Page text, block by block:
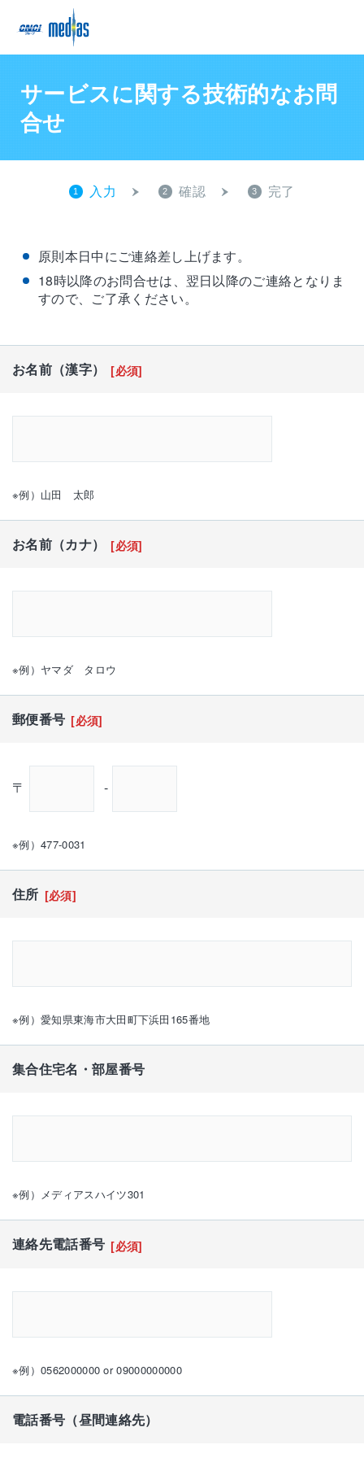
サービスに関する技術的なお問
合せ
1 入力 2 確認 3 完了
原則本日中にご連絡差し上げます。
18時以降のお問合せは、翌日以降のご連絡となりま
すので、ご了承ください。
お名前（漢字） [必須]
※例）山田 太郎
お名前（カナ） [必須]
※例）ヤマダ タロウ
郵便番号 [必須]
〒 -
※例）477-0031
住所 [必須]
※例）愛知県東海市大田町下浜田165番地
集合住宅名・部屋番号
※例）メディアスハイツ301
連絡先電話番号 [必須]
※例）0562000000 or 09000000000
電話番号（昼間連絡先）